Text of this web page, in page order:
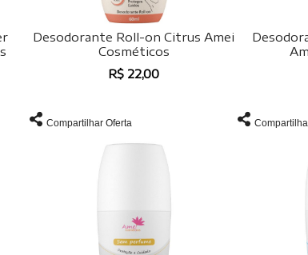
Desodorante Roll-on Citrus Amei
Cosméticos
R$ 22,00
Compartilhar Oferta